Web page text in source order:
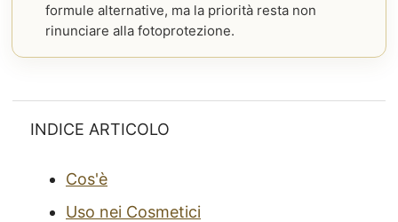
formule alternative, ma la priorità resta non
rinunciare alla fotoprotezione.
INDICE ARTICOLO
Cos'è
Uso nei Cosmetici